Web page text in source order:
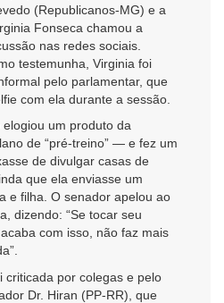
(Republicanos-MG) e a
Fonseca chamou a
nas redes sociais.
testemunha, Virginia foi
pelo parlamentar, que
com ela durante a sessão.
um produto da
de “pré-treino” — e fez um
de divulgar casas de
que ela enviasse um
e filha. O senador apelou ao
dizendo: “Se tocar seu
com isso, não faz mais
criticada por colegas e pelo
Dr. Hiran (PP-RR), que